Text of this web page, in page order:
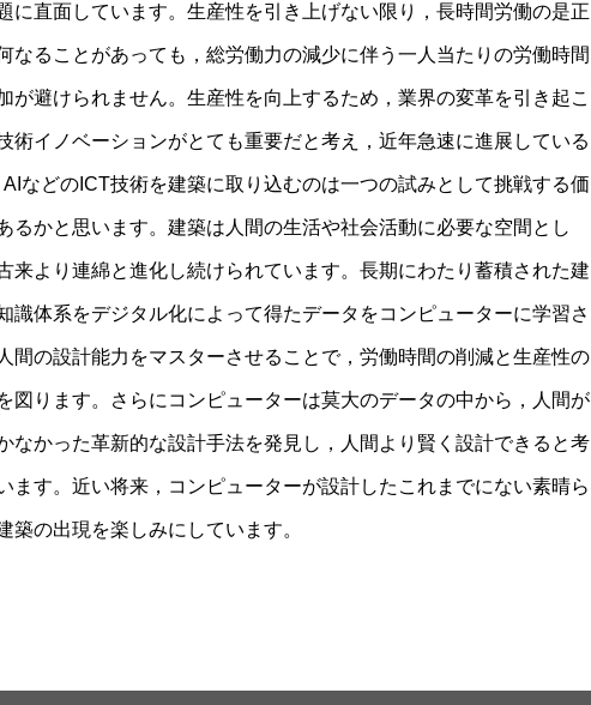
に直面しています。生産性を引き上げない限り，長時間労働の是正
なることがあっても，総労働力の減少に伴う一人当たりの労働時間
が避けられません。生産性を向上するため，業界の変革を引き起こ
術イノベーションがとても重要だと考え，近年急速に進展している
AIなどのICT技術を建築に取り込むのは一つの試みとして挑戦する価
るかと思います。建築は人間の生活や社会活動に必要な空間とし
来より連綿と進化し続けられています。長期にわたり蓄積された建
識体系をデジタル化によって得たデータをコンピューターに学習さ
間の設計能力をマスターさせることで，労働時間の削減と生産性の
図ります。さらにコンピューターは莫大のデータの中から，人間が
なかった革新的な設計手法を発見し，人間より賢く設計できると考
ます。近い将来，コンピューターが設計したこれまでにない素晴ら
築の出現を楽しみにしています。